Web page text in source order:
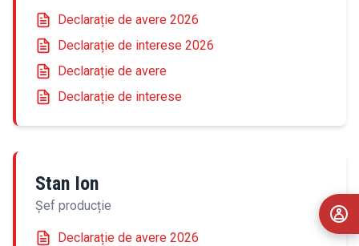
Declarație de avere 2026
Declarație de interese 2026
Declarație de avere
Declarație de interese
Stan Ion
Șef producție
Declarație de avere 2026